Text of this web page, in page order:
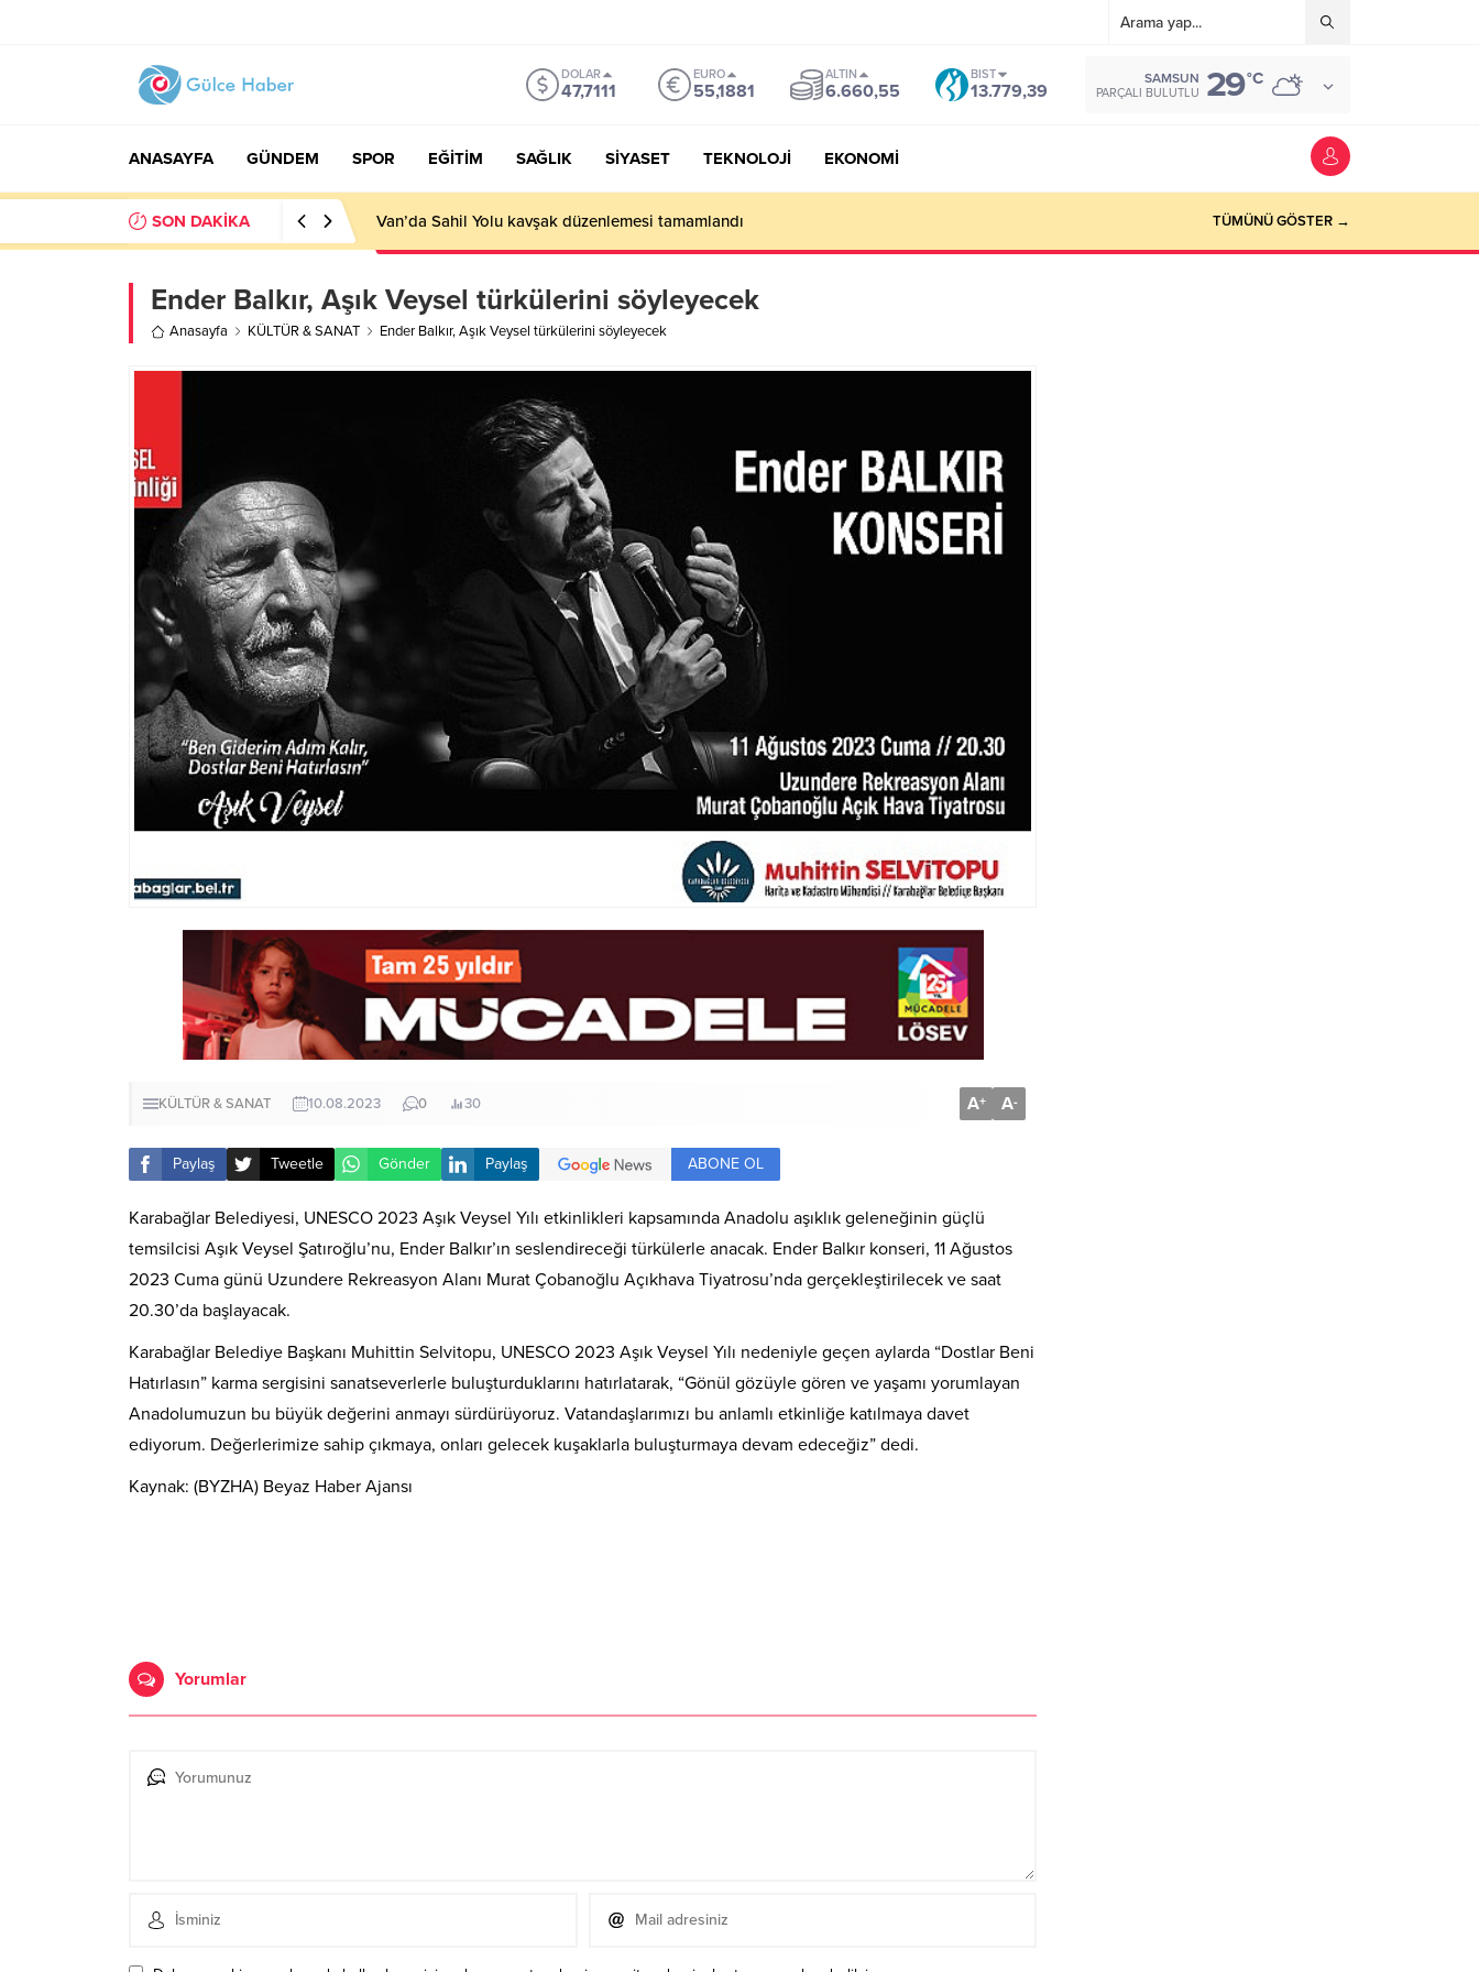
DOLAR
47,7111
EURO
55,1881
ALTIN
6.660,55
BIST
13.779,39
SAMSUN
PARÇALI BULUTLU 29°C
ANASAYFA GÜNDEM SPOR EĞİTİM SAĞLIK SİYASET TEKNOLOJİ EKONOMİ
SON DAKİKA Van’da Sahil Yolu kavşak düzenlemesi tamamlandı TÜMÜNÜ GÖSTER →
Ender Balkır, Aşık Veysel türkülerini söyleyecek
Anasayfa KÜLTÜR & SANAT Ender Balkır, Aşık Veysel türkülerini söyleyecek
KÜLTÜR & SANAT 10.08.2023 0 30 A+ A-
Paylaş Tweetle Gönder Paylaş ABONE OL
Karabağlar Belediyesi, UNESCO 2023 Aşık Veysel Yılı etkinlikleri kapsamında Anadolu aşıklık geleneğinin güçlü
temsilcisi Aşık Veysel Şatıroğlu’nu, Ender Balkır’ın seslendireceği türkülerle anacak. Ender Balkır konseri, 11 Ağustos
2023 Cuma günü Uzundere Rekreasyon Alanı Murat Çobanoğlu Açıkhava Tiyatrosu’nda gerçekleştirilecek ve saat
20.30’da başlayacak.
Karabağlar Belediye Başkanı Muhittin Selvitopu, UNESCO 2023 Aşık Veysel Yılı nedeniyle geçen aylarda “Dostlar Beni
Hatırlasın” karma sergisini sanatseverlerle buluşturduklarını hatırlatarak, “Gönül gözüyle gören ve yaşamı yorumlayan
Anadolumuzun bu büyük değerini anmayı sürdürüyoruz. Vatandaşlarımızı bu anlamlı etkinliğe katılmaya davet
ediyorum. Değerlerimize sahip çıkmaya, onları gelecek kuşaklarla buluşturmaya devam edeceğiz” dedi.
Kaynak: (BYZHA) Beyaz Haber Ajansı
Yorumlar